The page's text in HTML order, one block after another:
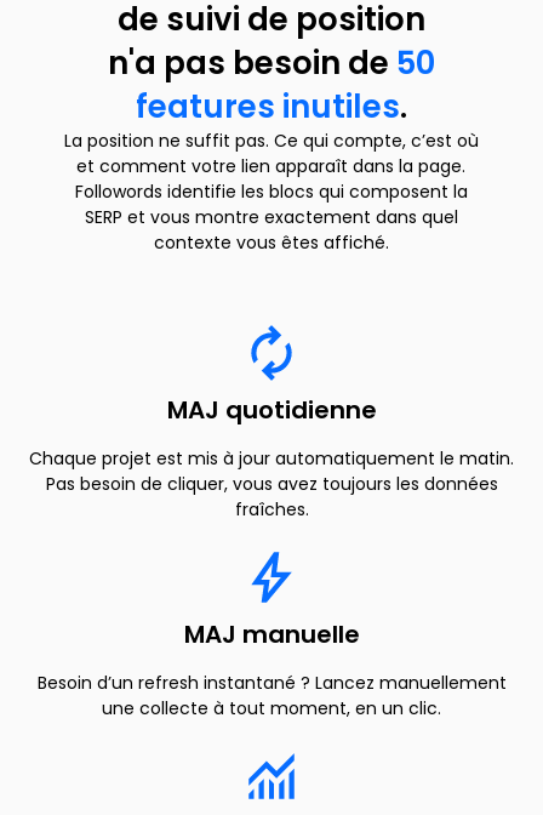
de suivi de position
n'a pas besoin de 50
features inutiles.
La position ne suffit pas. Ce qui compte, c’est où
et comment votre lien apparaît dans la page.
Followords identifie les blocs qui composent la
SERP et vous montre exactement dans quel
contexte vous êtes affiché.
MAJ quotidienne
Chaque projet est mis à jour automatiquement le matin.
Pas besoin de cliquer, vous avez toujours les données
fraîches.
MAJ manuelle
Besoin d’un refresh instantané ? Lancez manuellement
une collecte à tout moment, en un clic.